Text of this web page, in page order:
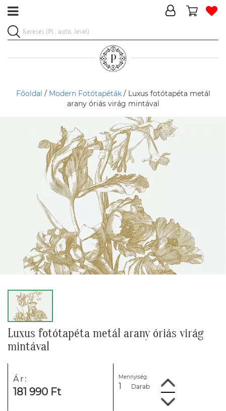
Főoldal / Modern Fotótapéták/ Luxus fotótapéta metál
arany óriás virág mintával
Luxus fotótapéta metál arany óriás virág
mintával
Ár:
181 990 Ft
Mennyiség:
Darab